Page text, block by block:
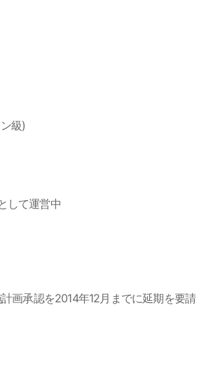
級)
して運営中
画承認を2014年12月までに延期を要請